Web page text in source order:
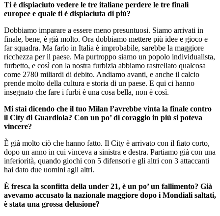
Ti è dispiaciuto vedere le tre italiane perdere le tre finali
europee e quale ti è dispiaciuta di più?
Dobbiamo imparare a essere meno presuntuosi. Siamo arrivati in
finale, bene, è già molto. Ora dobbiamo mettere più idee e gioco e
far squadra. Ma farlo in Italia è improbabile, sarebbe la maggiore
ricchezza per il paese. Ma purtroppo siamo un popolo individualista,
furbetto, e così con la nostra furbizia abbiamo rastrellato qualcosa
come 2780 miliardi di debito. Andiamo avanti, e anche il calcio
prende molto della cultura e storia di un paese. E qui ci hanno
insegnato che fare i furbi è una cosa bella, non è così.
Mi stai dicendo che il tuo Milan l’avrebbe vinta la finale contro
il City di Guardiola? Con un po’ di coraggio in più si poteva
vincere?
È già molto ciò che hanno fatto. Il City è arrivato con il fiato corto,
dopo un anno in cui vinceva a sinistra e destra. Partiamo già con una
inferiorità, quando giochi con 5 difensori e gli altri con 3 attaccanti
hai dato due uomini agli altri.
È fresca la sconfitta della under 21, è un po’ un fallimento? Già
avevamo accusato la nazionale maggiore dopo i Mondiali saltati,
è stata una grossa delusione?